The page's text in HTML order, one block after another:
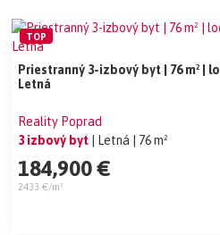
Priestranný 3-izbový byt | 76 m² |
Letná
Reality Poprad
3 izbový byt
| Letná | 76 m²
184,900 €
2433 €/m²
TOP